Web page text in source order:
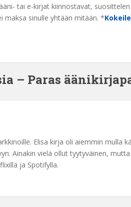
tai e-kirjat kiinnostavat, suosittelen
maksa sinulle yhtään mitään. *Kokeile
– Paras
Elisa kirja oli aiemmin mulla
Ainakin vielä ollut tyytyväinen, mutta
ja Spotifylla.